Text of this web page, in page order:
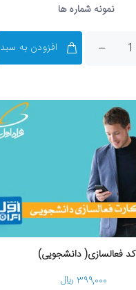
نمونه شماره ها
افزودن به سبد
کد فعالسازی( دانشجویی)
۳۹۹,۰۰۰ ریال